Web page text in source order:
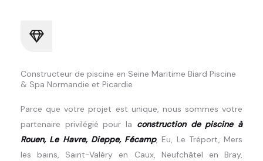
Constructeur de piscine en Seine Maritime Biard Piscine
& Spa Normandie et Picardie
Parce que votre projet est unique, nous sommes votre
partenaire privilégié pour la construction de piscine à
Rouen, Le Havre, Dieppe, Fécamp, Eu, Le Tréport, Mers
les bains, Saint-Valéry en Caux, Neufchâtel en Bray,